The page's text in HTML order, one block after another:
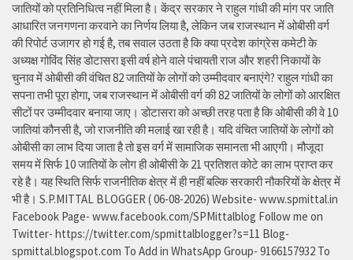
जातियों को प्रतिनिधित्व नहीं मिला है। केंद्र सरकार ने राहुल गांधी की मांग पर जाति
आधारित जनगणना करवाने का निर्णय लिया है, लेकिन जब राजस्थान में ओबीसी वर्ग
की रिपोर्ट उजागर हो गई है, तब सवाल उठता है कि क्या प्रदेश कांग्रेस कमेटी के
अध्यक्ष गोविंद सिंह डोटासरा इसी वर्ष होने वाले पंचायती राज और शहरी निकायों के
चुनाव में ओबीसी की वंचित 82 जातियों के लोगों को उम्मीदवार बनाएंगे? राहुल गांधी का
सपना तभी पूरा होगा, जब राजस्थान में ओबीसी वर्ग की 82 जातियों के लोगों को आरक्षित
सीटों पर उम्मीदवार बनाया जाए। डोटासरा को अच्छी तरह पता है कि ओबीसी की वे 10
जातियां कौनसी है, जो राजनीति की मलाई खा रही है। यदि वंचित जातियों के लोगों को
ओबीसी का लाभ दिया जाता है तो इस वर्ग में सामाजिक समानता भी आएगी। मौजूदा
समय में सिर्फ 10 जातियों के लोग ही ओबीसी के 21 प्रतिशत कोटे का लाभ प्राप्त कर
रहे है। यह स्थिति सिर्फ राजनीतिक क्षेत्र में ही नहीं बल्कि सरकारी नौकरियों के क्षेत्र में
भी है। S.P.MITTAL BLOGGER ( 06-08-2026) Website- www.spmittal.in
Facebook Page- www.facebook.com/SPMittalblog Follow me on
Twitter- https://twitter.com/spmittalblogger?s=11 Blog-
spmittal.blogspot.com To Add in WhatsApp Group- 9166157932 To